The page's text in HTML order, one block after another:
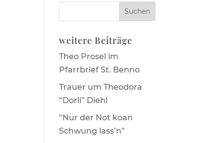
weitere Beiträge
Theo Prosel im
Pfarrbrief St. Benno
Trauer um Theodora
“Dorli” Diehl
“Nur der Not koan
Schwung lass’n”